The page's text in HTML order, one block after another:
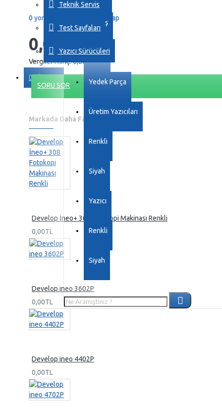
Kartuş
Drum
Yedek Parça
Üretim Yazıcıları
Renkli
Siyah
Yazıcı
Renkli
Siyah
Teknik Servis
Test Sayfaları
Yazıcı Sürücüleri
0 yorum yapılmış. Yorum Yap
0,00TL
Vergiler Hariç: 0,00TL
SORU SOR
Markada Daha Fazla Ürün
Develop İneo+ 308 Fotokopi Makinası Renkli
0,00TL
Develop ineo 3602P
0,00TL
Develop ineo 4402P
0,00TL